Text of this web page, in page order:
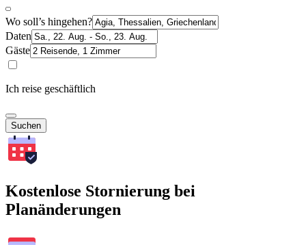
Wo soll’s hingehen?
Daten
Gäste
Ich reise geschäftlich
Suchen
Kostenlose Stornierung bei
Planänderungen